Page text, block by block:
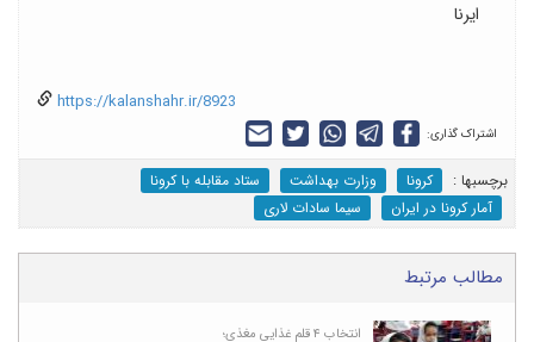
ایرنا
https://kalanshahr.ir/8923
اشتراک گذاری:
برچسب‎ها : کرونا وزارت بهداشت
ستاد مقابله با کرونا
آمار کرونا در ایران
سیما سادات لاری
مطالب مرتبط
انتخاب ۴ قلم غذایی مغذی؛